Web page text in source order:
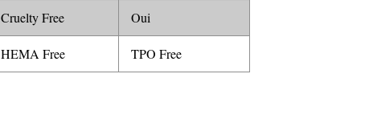
Cruelty Free Oui
HEMA Free TPO Free